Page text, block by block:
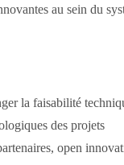
au sein du
la faisabilité
des projets
open